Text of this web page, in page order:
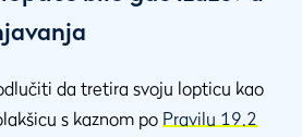
da tretira svoju lopticu kao
s kaznom po Pravilu 19.2